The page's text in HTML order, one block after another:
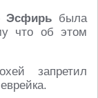
Эсфирь была
что об этом
запретил